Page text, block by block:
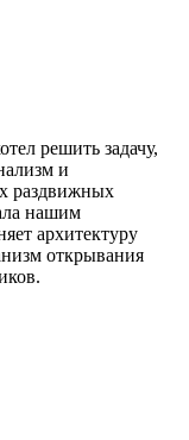
решить задачу,
и
раздвижных
нашим
архитектуру
открывания